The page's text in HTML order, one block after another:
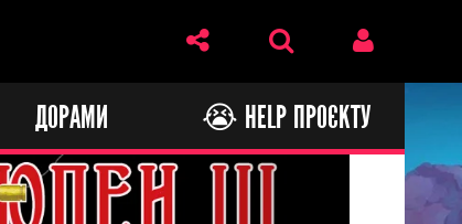
ДОРАМИ 😭 HELP ПРОЄКТУ
Next